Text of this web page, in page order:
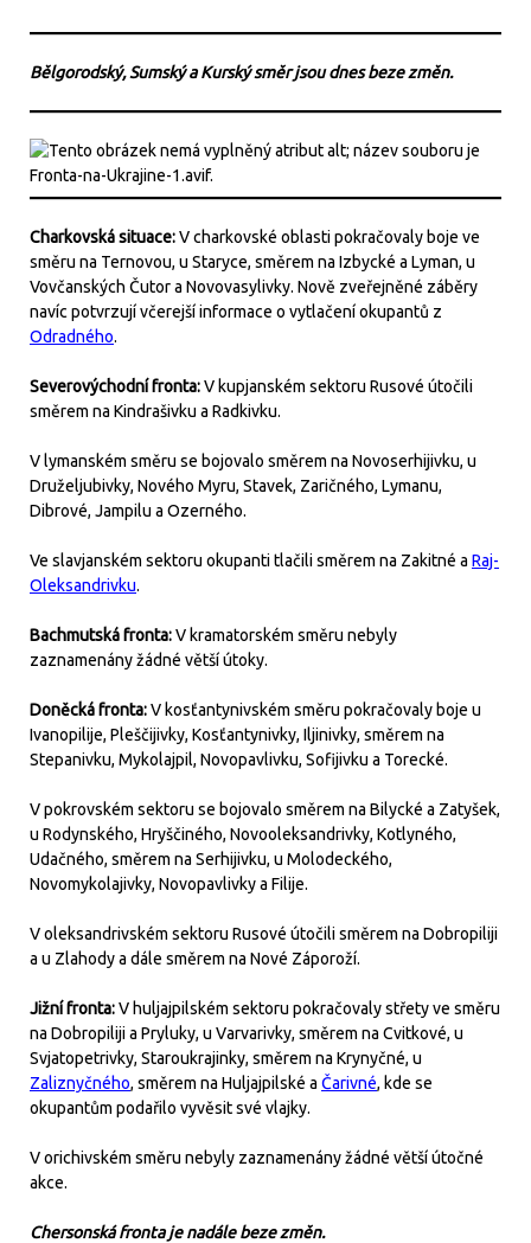
Bělgorodský, Sumský a Kurský směr jsou dnes beze změn.
Charkovská situace:V charkovské oblasti pokračovaly boje ve
směru na Ternovou, u Staryce, směrem na Izbycké a Lyman, u
Vovčanských Čutor a Novovasylivky. Nově zveřejněné záběry
navíc potvrzují včerejší informace o vytlačení okupantů z
Odradného.
Severovýchodní fronta:V kupjanském sektoru Rusové útočili
směrem na Kindrašivku a Radkivku.
V lymanském směru se bojovalo směrem na Novoserhijivku, u
Druželjubivky, Nového Myru, Stavek, Zaričného, Lymanu,
Dibrové, Jampilu a Ozerného.
Ve slavjanském sektoru okupanti tlačili směrem na Zakitné a Raj-
Oleksandrivku.
Bachmutská fronta:V kramatorském směru nebyly
zaznamenány žádné větší útoky.
Doněcká fronta:V kosťantynivském směru pokračovaly boje u
Ivanopilije, Pleščijivky, Kosťantynivky, Iljinivky, směrem na
Stepanivku, Mykolajpil, Novopavlivku, Sofijivku a Torecké.
V pokrovském sektoru se bojovalo směrem na Bilycké a Zatyšek,
u Rodynského, Hryščiného, Novooleksandrivky, Kotlyného,
Udačného, směrem na Serhijivku, u Molodeckého,
Novomykolajivky, Novopavlivky a Filije.
V oleksandrivském sektoru Rusové útočili směrem na Dobropiliji
a u Zlahody a dále směrem na Nové Záporoží.
Jižní fronta:V huljajpilském sektoru pokračovaly střety ve směru
na Dobropiliji a Pryluky, u Varvarivky, směrem na Cvitkové, u
Svjatopetrivky, Staroukrajinky, směrem na Krynyčné, u
Zaliznyčného, směrem na Huljajpilské a Čarivné, kde se
okupantům podařilo vyvěsit své vlajky.
V orichivském směru nebyly zaznamenány žádné větší útočné
akce.
Chersonská fronta je nadále beze změn.